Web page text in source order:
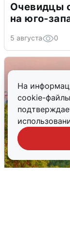
На
cookie-
Очевидцы
на юго-
5 августа 0